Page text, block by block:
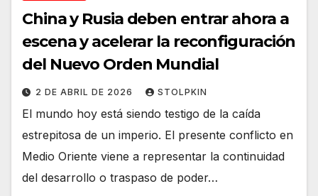
China y Rusia deben entrar ahora a
escena y acelerar la reconfiguración
del Nuevo Orden Mundial
2 DE ABRIL DE 2026 STOLPKIN
El mundo hoy está siendo testigo de la caída
estrepitosa de un imperio. El presente conflicto en
Medio Oriente viene a representar la continuidad
del desarrollo o traspaso de poder…